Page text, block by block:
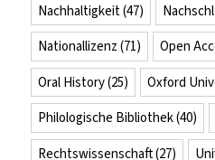
Nachhaltigkeit(47)
Nationallizenz (71) Open
Oral History(25) Oxford
Philologische Bibliothek(40)
Rechtswissenschaft(27)